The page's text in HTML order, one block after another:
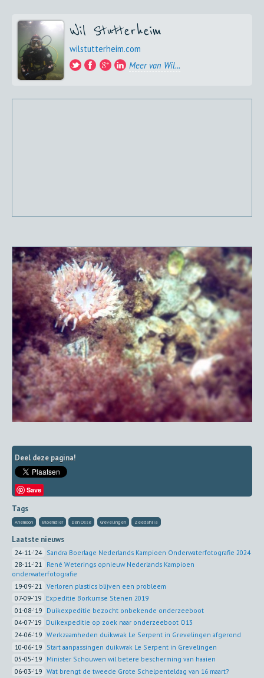
Wil Stutterheim
wilstutterheim.com
Meer van Wil...
Deel deze pagina!
Save
Tags
Anemoon Bloemdier Den Osse Grevelingen Zeedahlia
Laatste nieuws
24-11-'24 Sandra Boerlage Nederlands Kampioen Onderwaterfotografie 2024
28-11-'21 René Weterings opnieuw Nederlands Kampioen
onderwaterfotografie
19-09-'21
Verloren plastics blijven een probleem
07-09-'19 Expeditie Borkumse Stenen 2019
01-08-'19 Duikexpeditie bezocht onbekende onderzeeboot
04-07-'19 Duikexpeditie op zoek naar onderzeeboot O13
24-06-'19 Werkzaamheden duikwrak Le Serpent in Grevelingen afgerond
10-06-'19 Start aanpassingen duikwrak Le Serpent in Grevelingen
05-05-'19 Minister Schouwen wil betere bescherming van haaien
06-03-'19 Wat brengt de tweede Grote Schelpenteldag van 16 maart?